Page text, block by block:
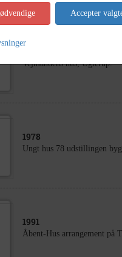
Vejmandens hus, Uglerup.
1978
Ungt hus 78 udstillingen
1991
Åbent-Hus arrangement på
Accepter